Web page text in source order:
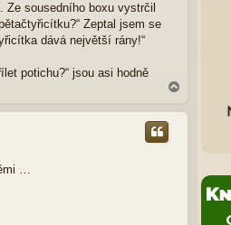
sousedního boxu vystrčil
Zeptal jsem se
dává největší rány!“
potichu?“ jsou asi hodně
h
…